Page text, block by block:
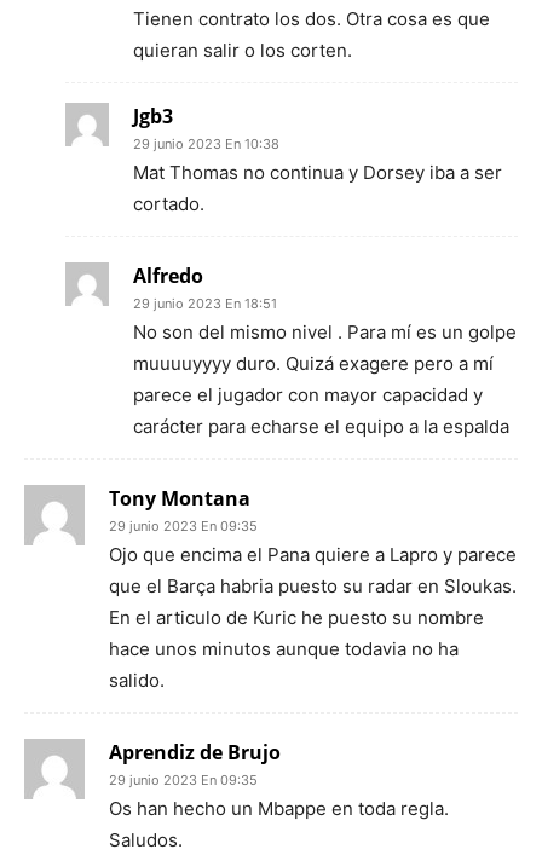
Tienen contrato los dos. Otra cosa es que
quieran salir o los corten.
Jgb3
29 junio 2023 En 10:38
Mat Thomas no continua y Dorsey iba a ser
cortado.
Alfredo
29 junio 2023 En 18:51
No son del mismo nivel . Para mí es un golpe
muuuuyyyy duro. Quizá exagere pero a mí
parece el jugador con mayor capacidad y
carácter para echarse el equipo a la espalda
Tony Montana
29 junio 2023 En 09:35
Ojo que encima el Pana quiere a Lapro y parece
que el Barça habria puesto su radar en Sloukas.
En el articulo de Kuric he puesto su nombre
hace unos minutos aunque todavia no ha
salido.
Aprendiz de Brujo
29 junio 2023 En 09:35
Os han hecho un Mbappe en toda regla.
Saludos.